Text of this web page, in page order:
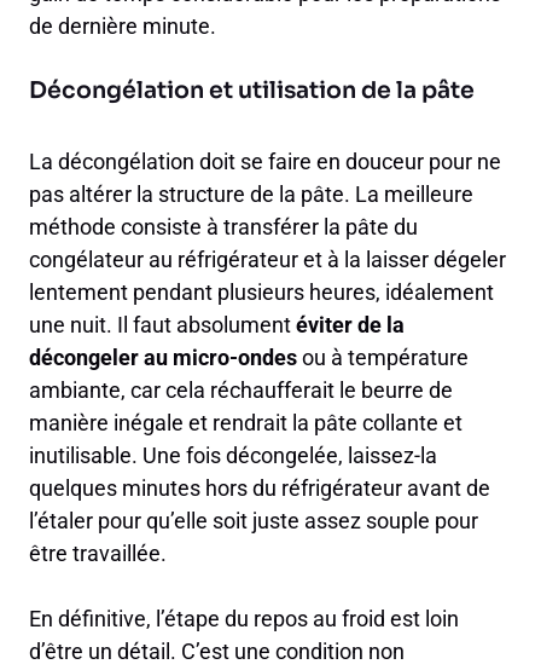
de dernière minute.
Décongélation et utilisation de la pâte
La décongélation doit se faire en douceur pour ne
pas altérer la structure de la pâte. La meilleure
méthode consiste à transférer la pâte du
congélateur au réfrigérateur et à la laisser dégeler
lentement pendant plusieurs heures, idéalement
une nuit. Il faut absolumentéviter de la
décongeler au micro-ondesou à température
ambiante, car cela réchaufferait le beurre de
manière inégale et rendrait la pâte collante et
inutilisable. Une fois décongelée, laissez-la
quelques minutes hors du réfrigérateur avant de
l’étaler pour qu’elle soit juste assez souple pour
être travaillée.
En définitive, l’étape du repos au froid est loin
d’être un détail. C’est une condition non